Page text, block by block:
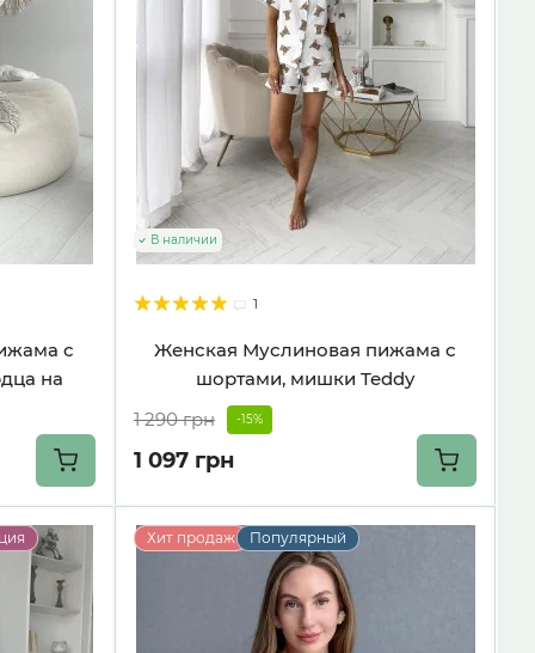
с
на
1
Женская Муслиновая пижама с
шортами, мишки Teddy
В наличии
1 290 грн -15%
1 097 грн
Хит продаж Популярный